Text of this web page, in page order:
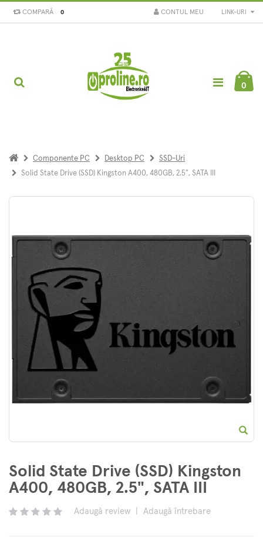
COMPARĂ 0 LINK-URI
CONTUL MEU
0
Componente PC Desktop PC
SSD-Uri
Solid State Drive (SSD) Kingston A400, 480GB, 2.5", SATA III
Solid State Drive (SSD) Kingston
A400, 480GB, 2.5", SATA III
Adaugă review Adaugă întrebare